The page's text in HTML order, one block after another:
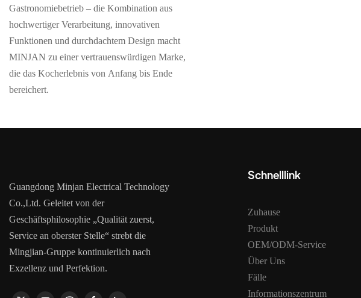
Gastronomiebetrieb – die Kombination aus
hochwertiger Verarbeitung, innovativen
Funktionen und durchdachtem Design macht
MINJAN zu einer vertrauenswürdigen Marke,
die das Kocherlebnis von Anfang bis Ende
bereichert.
Guangdong Minjan Electrical Technology
Co.,Ltd. Geleitet von der
Geschäftsphilosophie „Qualität zuerst,
Service an oberster Stelle“ strebt die
Mingjian-Gruppe kontinuierlich nach
Exzellenz und Perfektion.
Schnelllink
Zuhause
Produkt
OEM/ODM-Service
Über Uns
Fälle
Informationszentrum